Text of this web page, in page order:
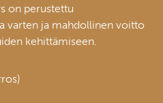
on perustettu
varten ja mahdollinen voitto
kehittämiseen.